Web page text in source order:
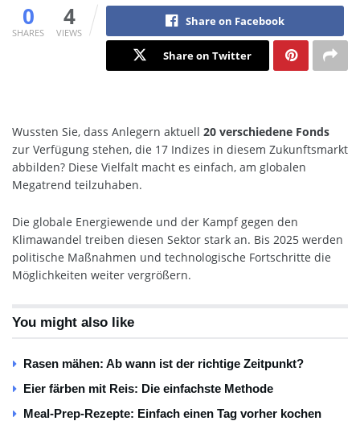
0
SHARES
4
VIEWS
Share on Facebook
Share on Twitter
Wussten Sie, dass Anlegern aktuell 20 verschiedene Fonds
zur Verfügung stehen, die 17 Indizes in diesem Zukunftsmarkt
abbilden? Diese Vielfalt macht es einfach, am globalen
Megatrend teilzuhaben.
Die globale Energiewende und der Kampf gegen den
Klimawandel treiben diesen Sektor stark an. Bis 2025 werden
politische Maßnahmen und technologische Fortschritte die
Möglichkeiten weiter vergrößern.
You might also like
Rasen mähen: Ab wann ist der richtige Zeitpunkt?
Eier färben mit Reis: Die einfachste Methode
Meal-Prep-Rezepte: Einfach einen Tag vorher kochen